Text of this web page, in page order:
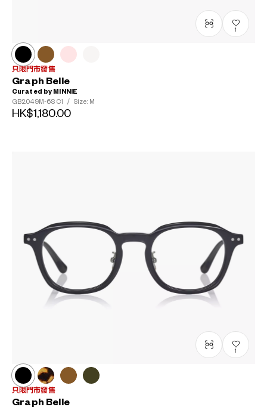
1
只限門市發售
Graph Belle
Curated by MINNIE
GB2049M-6S C1 / Size: M
HK$1,180.00
1
只限門市發售
Graph Belle